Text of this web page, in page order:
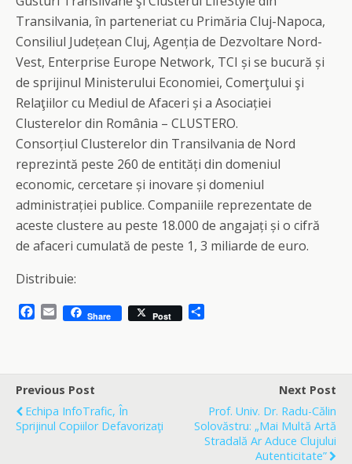
Transilvania, în parteneriat cu Primăria Cluj-Napoca,
Consiliul Județean Cluj, Agenția de Dezvoltare Nord-
Vest, Enterprise Europe Network, TCI și se bucură și
de sprijinul Ministerului Economiei, Comerţului şi
Relaţiilor cu Mediul de Afaceri și a Asociației
Clusterelor din România – CLUSTERO.
Consorțiul Clusterelor din Transilvania de Nord
reprezintă peste 260 de entități din domeniul
economic, cercetare și inovare și domeniul
administrației publice. Companiile reprezentate de
aceste clustere au peste 18.000 de angajați și o cifră
de afaceri cumulată de peste 1, 3 miliarde de euro.
Distribuie:
b
o
o
k
E
l
Share Post
e
Previous Post
Echipa InfoTrafic, În
Sprijinul Copiilor Defavorizaţi
Next Post
Prof. Univ. Dr. Radu-Călin
Solovăstru: „Mai Multă Artă
Stradală Ar Aduce Clujului
Autenticitate”